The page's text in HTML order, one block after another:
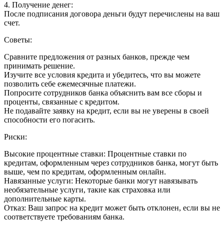
4. Получение денег:
После подписания договора деньги будут перечислены на ваш
счет.
Советы:
Сравните предложения от разных банков, прежде чем
принимать решение.
Изучите все условия кредита и убедитесь, что вы можете
позволить себе ежемесячные платежи.
Попросите сотрудников банка объяснить вам все сборы и
проценты, связанные с кредитом.
Не подавайте заявку на кредит, если вы не уверены в своей
способности его погасить.
Риски:
Высокие процентные ставки: Процентные ставки по
кредитам, оформленным через сотрудников банка, могут быть
выше, чем по кредитам, оформленным онлайн.
Навязанные услуги: Некоторые банки могут навязывать
необязательные услуги, такие как страховка или
дополнительные карты.
Отказ: Ваш запрос на кредит может быть отклонен, если вы не
соответствуете требованиям банка.